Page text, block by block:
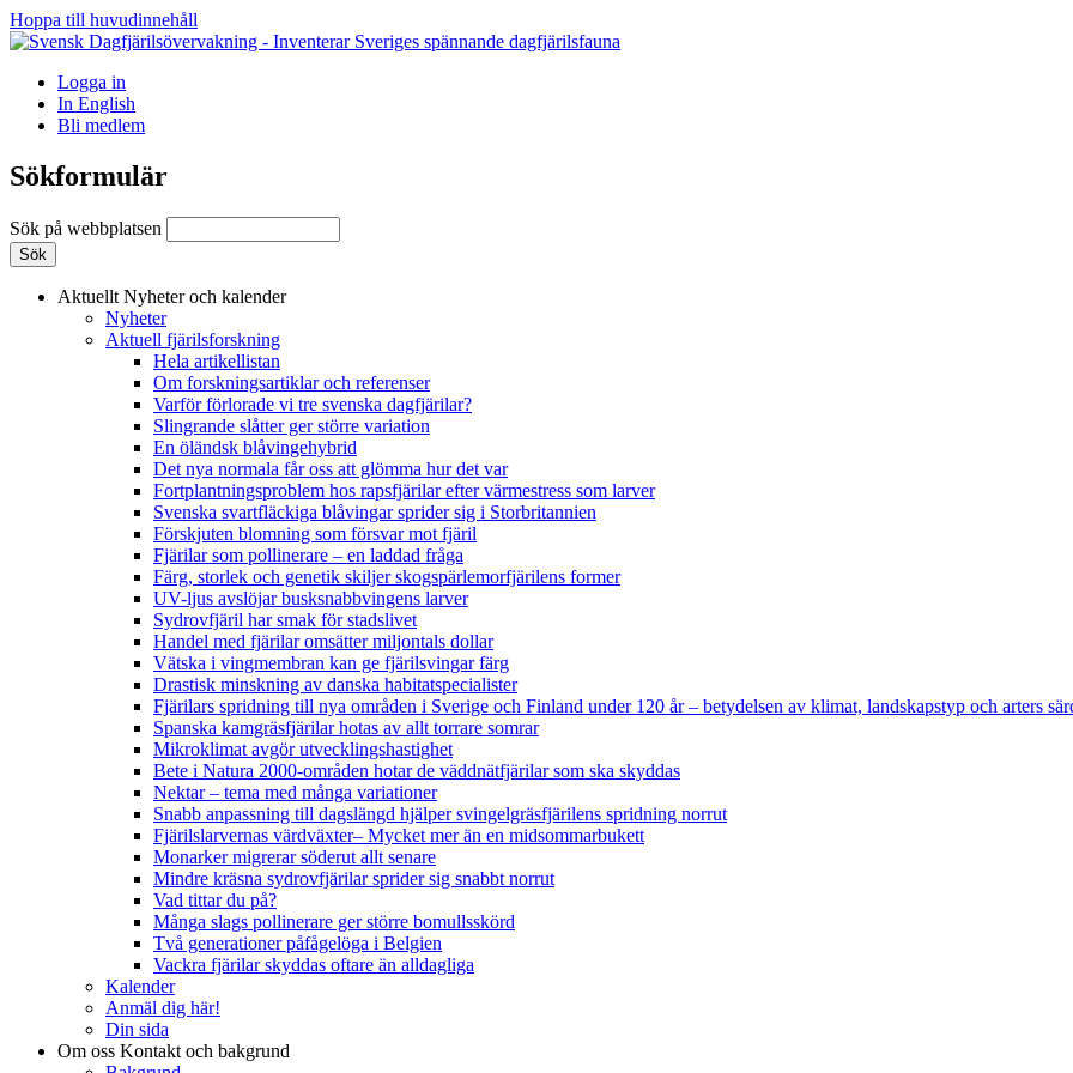
Hoppa till huvudinnehåll
Logga in
In English
Bli medlem
Sökformulär
Sök på webbplatsen
Aktuellt Nyheter och kalender
Nyheter
Aktuell fjärilsforskning
Hela artikellistan
Om forskningsartiklar och referenser
Varför förlorade vi tre svenska dagfjärilar?
Slingrande slåtter ger större variation
En öländsk blåvingehybrid
Det nya normala får oss att glömma hur det var
Fortplantningsproblem hos rapsfjärilar efter värmestress som larver
Svenska svartfläckiga blåvingar sprider sig i Storbritannien
Förskjuten blomning som försvar mot fjäril
Fjärilar som pollinerare – en laddad fråga
Färg, storlek och genetik skiljer skogspärlemorfjärilens former
UV-ljus avslöjar busksnabbvingens larver
Sydrovfjäril har smak för stadslivet
Handel med fjärilar omsätter miljontals dollar
Vätska i vingmembran kan ge fjärilsvingar färg
Drastisk minskning av danska habitatspecialister
Fjärilars spridning till nya områden i Sverige och Finland under 120 år– betydelsen av klimat, landskapstyp och arters
Spanska kamgräsfjärilar hotas av allt torrare somrar
Mikroklimat avgör utvecklingshastighet
Bete i Natura 2000-områden hotar de väddnätfjärilar som ska skyddas
Nektar – tema med många variationer
Snabb anpassning till dagslängd hjälper svingelgräsfjärilens spridning norrut
Fjärilslarvernas värdväxter– Mycket mer än en midsommarbukett
Monarker migrerar söderut allt senare
Mindre kräsna sydrovfjärilar sprider sig snabbt norrut
Vad tittar du på?
Många slags pollinerare ger större bomullsskörd
Två generationer påfågelöga i Belgien
Vackra fjärilar skyddas oftare än alldagliga
Kalender
Anmäl dig här!
Din sida
Om oss Kontakt och bakgrund